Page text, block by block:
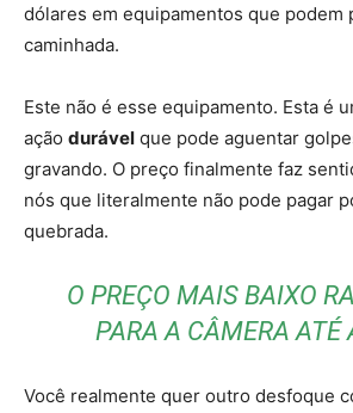
dólares em equipamentos que podem
caminhada.
Este não é esse equipamento. Esta é
ação durável que pode aguentar
gravando. O preço finalmente faz
nós que literalmente não pode pagar
quebrada.
O PREÇO MAIS BAIXO
PARA A CÂMERA ATÉ
Você realmente quer outro desfoque